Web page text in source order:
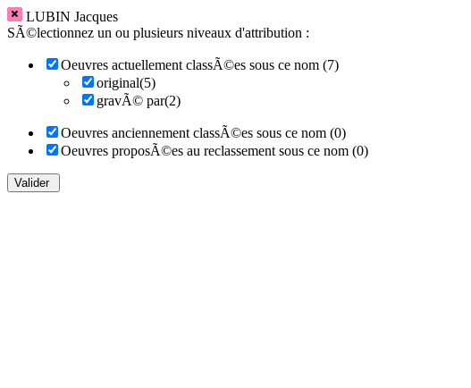
LUBIN Jacques
SÃ©lectionnez un ou plusieurs niveaux d'attribution :
Oeuvres actuellement classÃ©es sous ce nom (7)
original(5)
gravÃ© par(2)
Oeuvres anciennement classÃ©es sous ce nom (0)
Oeuvres proposÃ©es au reclassement sous ce nom (0)
Valider